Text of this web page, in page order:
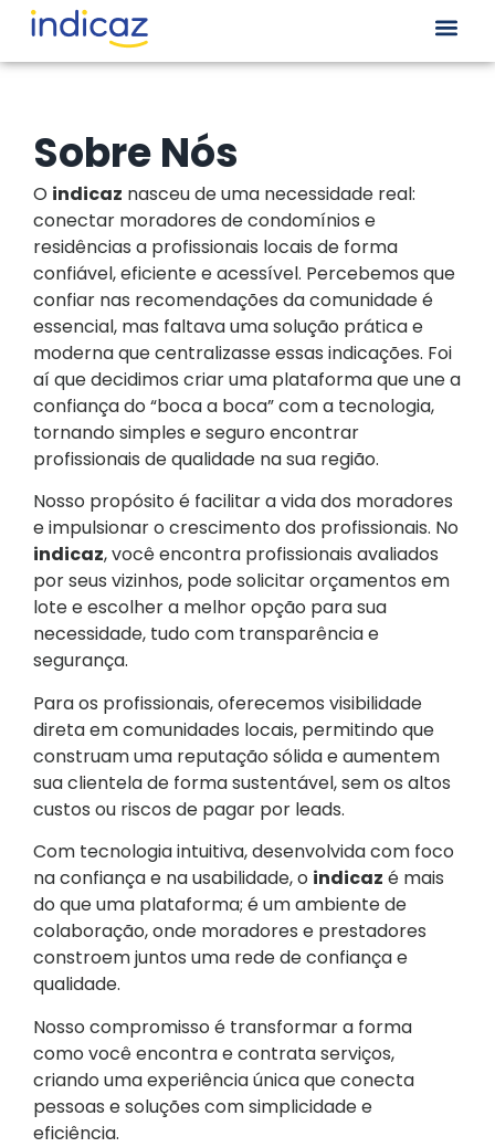
Sobre Nós
O indicaz nasceu de uma necessidade real:
conectar moradores de condomínios e
residências a profissionais locais de forma
confiável, eficiente e acessível. Percebemos que
confiar nas recomendações da comunidade é
essencial, mas faltava uma solução prática e
moderna que centralizasse essas indicações. Foi
aí que decidimos criar uma plataforma que une a
confiança do “boca a boca” com a tecnologia,
tornando simples e seguro encontrar
profissionais de qualidade na sua região.
Nosso propósito é facilitar a vida dos moradores
e impulsionar o crescimento dos profissionais. No
indicaz, você encontra profissionais avaliados
por seus vizinhos, pode solicitar orçamentos em
lote e escolher a melhor opção para sua
necessidade, tudo com transparência e
segurança.
Para os profissionais, oferecemos visibilidade
direta em comunidades locais, permitindo que
construam uma reputação sólida e aumentem
sua clientela de forma sustentável, sem os altos
custos ou riscos de pagar por leads.
Com tecnologia intuitiva, desenvolvida com foco
na confiança e na usabilidade, o indicaz é mais
do que uma plataforma; é um ambiente de
colaboração, onde moradores e prestadores
constroem juntos uma rede de confiança e
qualidade.
Nosso compromisso é transformar a forma
como você encontra e contrata serviços,
criando uma experiência única que conecta
pessoas e soluções com simplicidade e
eficiência.